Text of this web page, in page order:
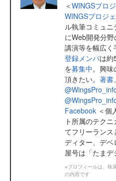
＜WINGSプロ
WINGSプロジ
ル執筆コミュ
にWeb開発分野
講演等を幅広
登録メンバは約
を募集中。興味
頂きたい。 著書、
Facebook ＜個
ト所属のテク
てフリーラン
ディター、デベ
屋号は「たまデ
※プロフィールは、執
の内容です